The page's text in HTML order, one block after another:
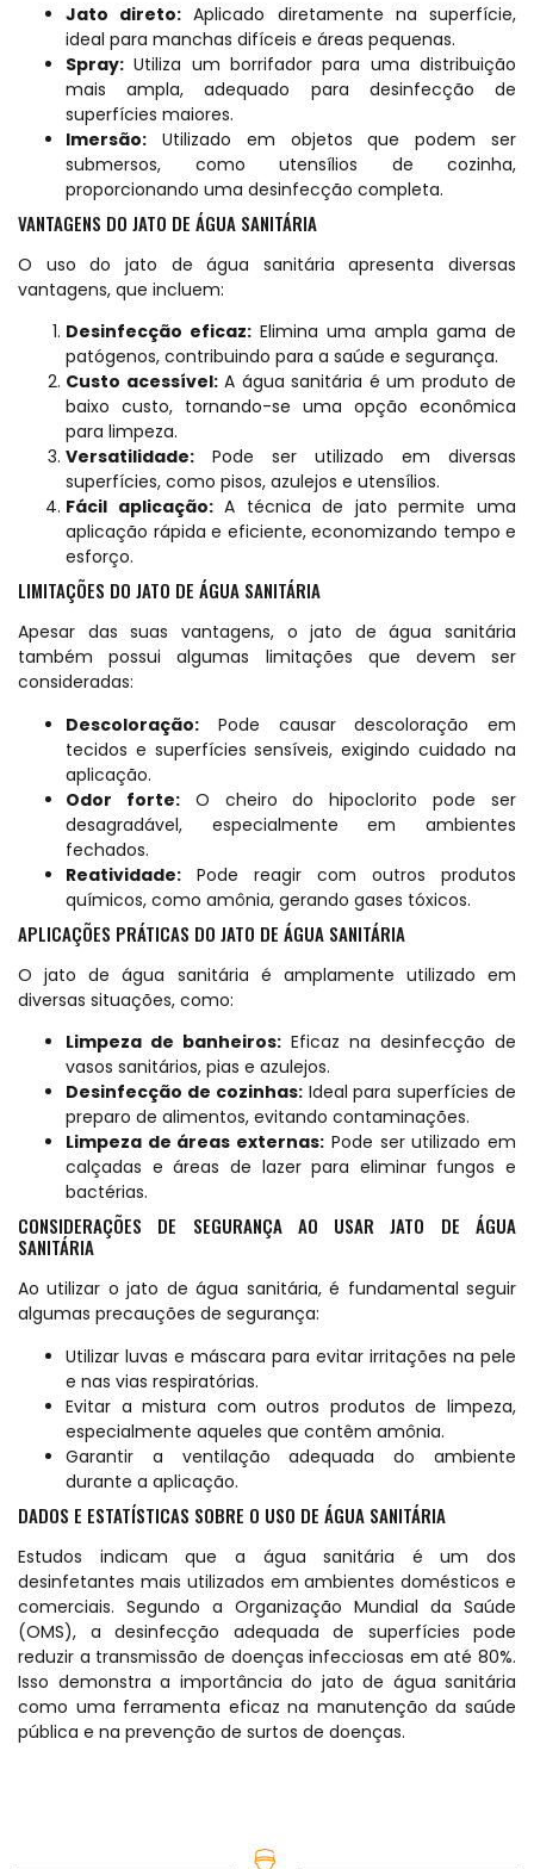
Jato direto: Aplicado diretamente na superfície,
ideal para manchas difíceis e áreas pequenas.
Spray: Utiliza um borrifador para uma distribuição
mais ampla, adequado para desinfecção de
superfícies maiores.
Imersão: Utilizado em objetos que podem ser
submersos, como utensílios de cozinha,
proporcionando uma desinfecção completa.
VANTAGENS DO JATO DE ÁGUA SANITÁRIA
O uso do jato de água sanitária apresenta diversas
vantagens, que incluem:
Desinfecção eficaz: Elimina uma ampla gama de
patógenos, contribuindo para a saúde e segurança.
Custo acessível:A água sanitária é um produto de
baixo custo, tornando-se uma opção econômica
para limpeza.
Versatilidade: Pode ser utilizado em diversas
superfícies, como pisos, azulejos e utensílios.
Fácil aplicação:A técnica de jato permite uma
aplicação rápida e eficiente, economizando tempo e
esforço.
LIMITAÇÕES DO JATO DE ÁGUA SANITÁRIA
Apesar das suas vantagens, o jato de água sanitária
também possui algumas limitações que devem ser
consideradas:
Descoloração: Pode causar descoloração em
tecidos e superfícies sensíveis, exigindo cuidado na
aplicação.
Odor forte:O cheiro do hipoclorito pode ser
desagradável, especialmente em ambientes
fechados.
Reatividade: Pode reagir com outros produtos
químicos, como amônia, gerando gases tóxicos.
APLICAÇÕES PRÁTICAS DO JATO DE ÁGUA SANITÁRIA
O jato de água sanitária é amplamente utilizado em
diversas situações, como:
Limpeza de banheiros: Eficaz na desinfecção de
vasos sanitários, pias e azulejos.
Desinfecção de cozinhas:Ideal para superfícies de
preparo de alimentos, evitando contaminações.
Limpeza de áreas externas: Pode ser utilizado em
calçadas e áreas de lazer para eliminar fungos e
bactérias.
CONSIDERAÇÕES DE SEGURANÇA AO USAR JATO DE ÁGUA
SANITÁRIA
Ao utilizar o jato de água sanitária, é fundamental seguir
algumas precauções de segurança:
Utilizar luvas e máscara para evitar irritações na pele
e nas vias respiratórias.
Evitar a mistura com outros produtos de limpeza,
especialmente aqueles que contêm amônia.
Garantir a ventilação adequada do ambiente
durante a aplicação.
DADOS E ESTATÍSTICAS SOBRE O USO DE ÁGUA SANITÁRIA
Estudos indicam que a água sanitária é um dos
desinfetantes mais utilizados em ambientes domésticos e
comerciais. Segundo a Organização Mundial da Saúde
(OMS), a desinfecção adequada de superfícies pode
reduzir a transmissão de doenças infecciosas em até 80%.
Isso demonstra a importância do jato de água sanitária
como uma ferramenta eficaz na manutenção da saúde
pública e na prevenção de surtos de doenças.